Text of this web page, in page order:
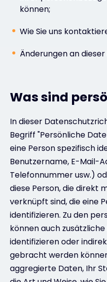
können;
Wie Sie uns
Änderungen an
Was sind
In dieser
Begriff "Persönliche
eine Person spezifisch
Benutzername, E-Mail-
Telefonnummer usw.)
diese Person, die direkt
verknüpft sind, die eine
identifizieren. Zu den
können auch
identifizieren oder
gebracht werden
aggregierte Daten, Ihr